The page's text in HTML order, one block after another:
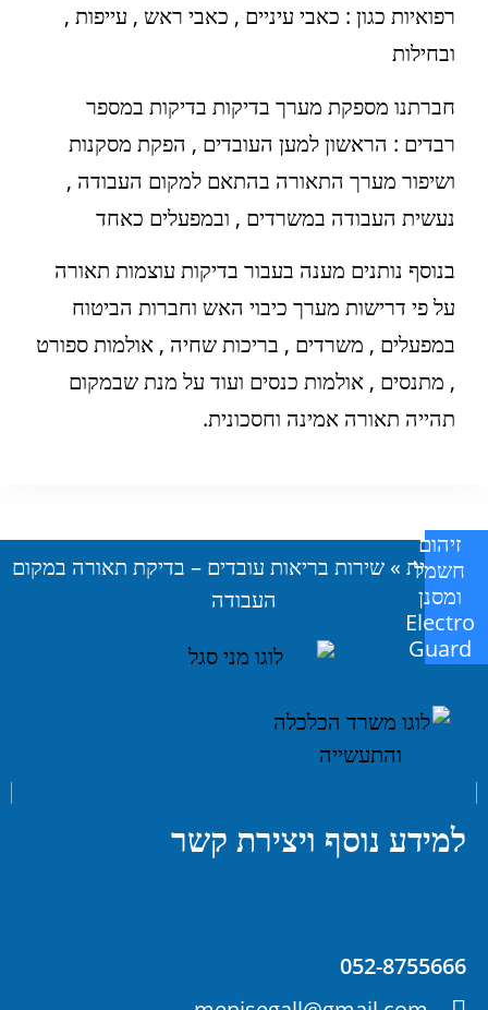
זיהום
חשמל
ומסנן
Electro
Guard
רפואיות כגון : כאבי עיניים , כאבי ראש , עייפות ,
ובחילות
חברתנו מספקת מערך בדיקות בדיקות במספר
רבדים : הראשון למען העובדים , הפקת מסקנות
ושיפור מערך התאורה בהתאם למקום העבודה ,
נעשית העבודה במשרדים , ובמפעלים כאחד
בנוסף נותנים מענה בעבור בדיקות עוצמות תאורה
על פי דרישות מערך כיבוי האש וחברות הביטוח
במפעלים , משרדים , בריכות שחיה , אולמות ספורט
, מתנסים , אולמות כנסים ועוד על מנת שבמקום
תהייה תאורה אמינה וחסכונית.
דף הבית » שירות בריאות עובדים – בדיקת תאורה במקום
העבודה
למידע נוסף ויצירת קשר
052-8755666